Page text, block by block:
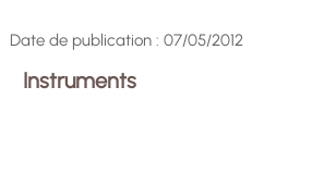
Instruments
Date de publication : 07/05/2012